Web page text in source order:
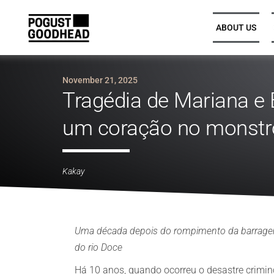
ABOUT US
Partners and Executive
Leadership
Trainee Solicitors
Senior Professional Support
Partners and Executive
Leadership
Trainee Solicitors
Senior Professional Support
November 21, 2025
Tragédia de Mariana e
um coração no
Kakay
Uma década depois do rompimento da
do rio Doce
Há 10 anos, quando ocorreu o desastre